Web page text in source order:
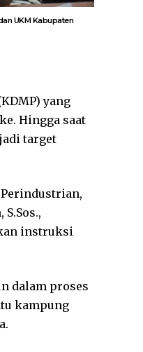
UKM Kabupaten
yang
Hingga saat
target
Perindustrian,
instruksi
dalam proses
kampung